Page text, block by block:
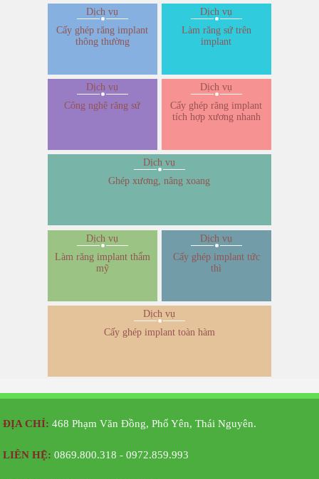
Dịch vụ
Cấy ghép răng implant
thông thường
Dịch vụ
Làm răng sứ trên
implant
Dịch vụ
Công nghệ răng sứ
Dịch vụ
Cấy ghép răng implant
tích hợp xương nhanh
Dịch vụ
Ghép xương, nâng xoang
Dịch vụ
Làm răng implant thẩm
mỹ
Dịch vụ
Cấy ghép implant tức
thì
Dịch vụ
Cấy ghép implant toàn hàm
ĐỊA CHỈ: 468 Phạm Văn Đồng, Phổ Yên, Thái Nguyên.
LIÊN HỆ: 0869.800.318 - 0972.859.993